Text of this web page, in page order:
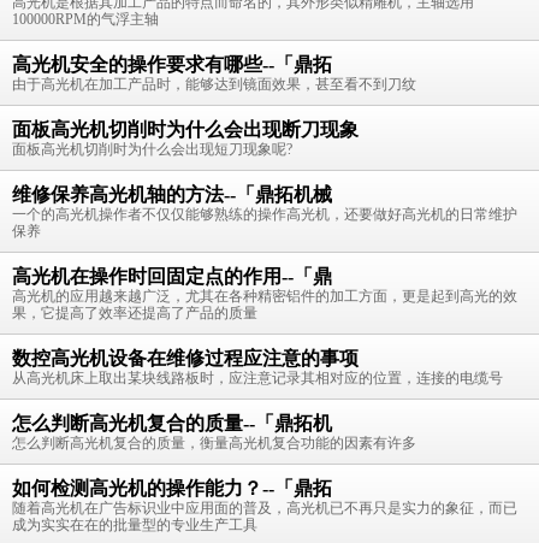
100000RPM的气浮主轴
高光机安全的操作要求有哪些--「鼎拓
由于高光机在加工产品时，能够达到镜面效果，甚至看不到刀纹
面板高光机切削时为什么会出现断刀现象
面板高光机切削时为什么会出现短刀现象呢?
维修保养高光机轴的方法--「鼎拓机械
一个的高光机操作者不仅仅能够熟练的操作高光机，还要做好高光机的日常维护
保养
高光机在操作时回固定点的作用--「鼎
高光机的应用越来越广泛，尤其在各种精密铝件的加工方面，更是起到高光的效
果，它提高了效率还提高了产品的质量
数控高光机设备在维修过程应注意的事项
从高光机床上取出某块线路板时，应注意记录其相对应的位置，连接的电缆号
怎么判断高光机复合的质量--「鼎拓机
怎么判断高光机复合的质量，衡量高光机复合功能的因素有许多
如何检测高光机的操作能力？--「鼎拓
随着高光机在广告标识业中应用面的普及，高光机已不再只是实力的象征，而已
成为实实在在的批量型的专业生产工具